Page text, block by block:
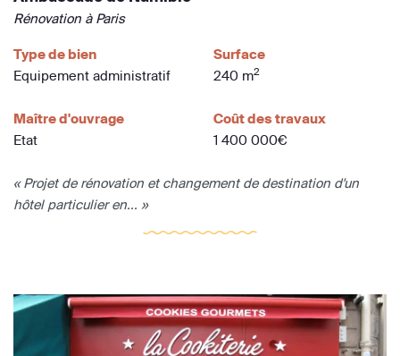
Rénovation à Paris
Type de bien
Equipement administratif
Surface
240 m2
Maître d'ouvrage
Etat
Coût des travaux
1 400 000€
« Projet de rénovation et changement de destination d'un
hôtel particulier en... »